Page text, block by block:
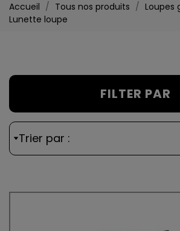
Accueil Tous nos produits
Loupes
Lunette loupe
FILTER PAR
Trier par :